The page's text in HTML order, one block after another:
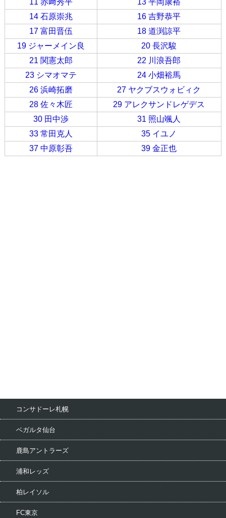
11 赤﨑秀平
13 平岡康裕
14 石原崇兆
16 吉野恭平
17 富田晋伍
18 道渕諒平
19 ジャーメイン良
20 長沢駿
21 関憲太郎
22 川浪吾郎
23 シマオマテ
24 小畑裕馬
26 浜崎拓磨
27 ヤクブスウォビィク
28 佐々木匠
29 アレクサンドレゲデス
30 田中渉
31 照山颯人
33 常田克人
35 イユノ
37 中原彰吾
39 金正也
コンサドーレ札幌
ベガルタ仙台
鹿島アントラーズ
浦和レッズ
柏レイソル
FC東京